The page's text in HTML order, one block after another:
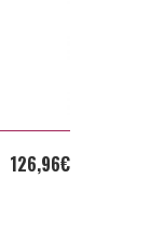
126,96€